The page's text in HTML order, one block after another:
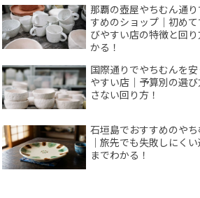
那覇の壺屋やちむん通
すめのショップ｜初め
びやすい店の特徴と回
かる！
国際通りでやちむんを
やすい店｜予算別の選
さない回り方！
石垣島でおすすめのや
｜旅先でも失敗しにく
までわかる！